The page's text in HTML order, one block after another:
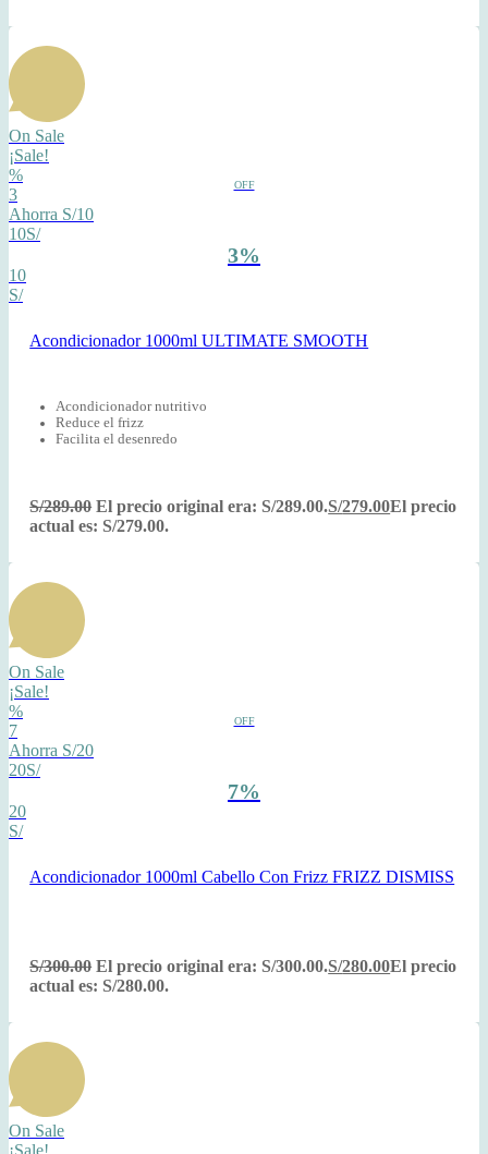
On Sale
¡Sale!
%
OFF
3
Ahorra S/10
10S/
3%
10
S/
Acondicionador 1000ml ULTIMATE SMOOTH
Acondicionador nutritivo
Reduce el frizz
Facilita el desenredo
S/289.00 El precio original era: S/289.00.S/279.00El precio
actual es: S/279.00.
On Sale
¡Sale!
%
OFF
7
Ahorra S/20
20S/
7%
20
S/
Acondicionador 1000ml Cabello Con Frizz FRIZZ DISMISS
S/300.00 El precio original era: S/300.00.S/280.00El precio
actual es: S/280.00.
On Sale